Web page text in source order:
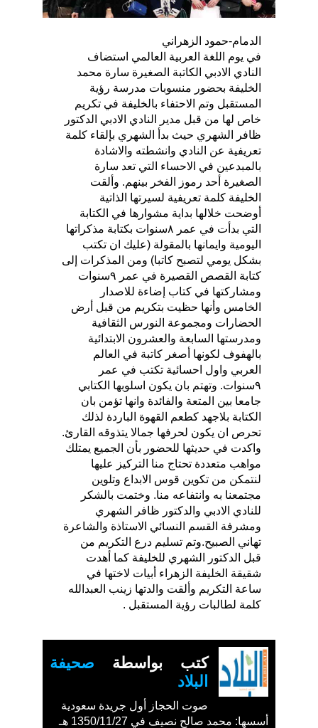
الدمام-حمود الزهراني
في يوم اللغة العربية العالمي استضاف
النادي الادبي الكاتبة الصغيرة سارة محمد
الخليفة بحضور منسوبات مدرسة رؤية
المستقبل وتم الاحتفاء بالخليفة في تكريم
خاص لها من قبل مدير النادي الادبي الدكتور
ظافر الشهري حيث بدأ الشهري بإلقاء كلمة
تعريفية عن النادي وانشطته والاشادة
بالمبدعين في الاحساء التي تعد سارة
الصغيرة أحد رموز الفخر بينهم. وألقت
الخليفة كلمة تعريفية لسيرتها الذاتية
أوضحت خلالها بداية مشوارها في الكتابة
التي بدأت في عمر ٨سنوات بكتابة مذكراتها
اليومية وايمانها بالمقولة (عليك ان تكتب
بشكل يومي لتصبح كاتبا) ومن المذكرات إلى
كتابة القصص القصيرة في عمر ٩سنوات
ومشاركتها في كتاب إضاءة للاصدار
الخامس وأنها حظيت بتكريم من قبل أرض
الحضارات ومجموعة النورس الثقافية
ومدرستها السابعة والعشرون الابتدائية
بالهفوف لكونها أصغر كاتبة في العالم
العربي واول احسائية تكتب في عمر
٩سنوات. وتهتم بان يكون اسلوبها الكتابي
جامعا بين المتعة والفائدة وانها تؤمن بان
الكتابة بلاجهد كطعم القهوة الباردة لذلك
تحرص ان يكون لحرفها جمالا يتذوقه القارئ.
واكدت في حديثها للحضور بأن الجميع يمتلك
مواهب متعددة تحتاج منا التركيز عليها
لنتمكن من تكوين قوس الابداع وتلوين
مجتمعنا به وانتفاعه منا. وختمت بالشكر
للنادي الادبي والدكتور ظافر الشهري
ومشرفة القسم النسائي الاستاذة والشاعرة
تهاني الصبيح.وتم تسليم درع التكريم من
قبل الدكتور الشهري للخليفة كما أهدت
شقيقة الخليفة الزهراء أبيات لاختها في
ساعة التكريم وألقت والدتها زينب العبدالله
كلمة لطالبات رؤية المستقبل .
كتب بواسطة صحيفة
البلاد
صوت الحجاز أول جريدة سعودية
أسسها: محمد صالح نصيف في 1350/11/27 هـ